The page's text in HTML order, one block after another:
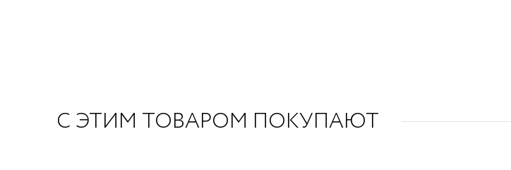
С ЭТИМ ТОВАРОМ ПОКУПАЮТ